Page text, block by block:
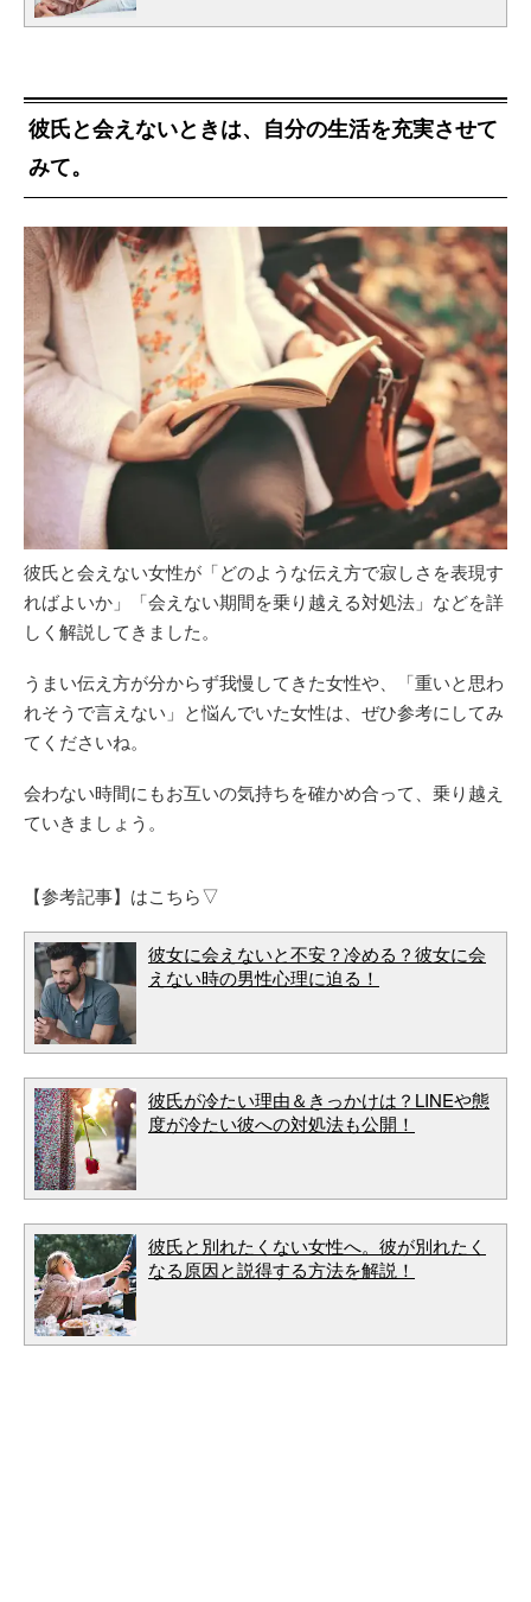
彼氏と会えないときは、自分の生活を充実させて
みて。
彼氏と会えない女性が「どのような伝え方で寂しさを表現す
ればよいか」「会えない期間を乗り越える対処法」などを詳
しく解説してきました。
うまい伝え方が分からず我慢してきた女性や、「重いと思わ
れそうで言えない」と悩んでいた女性は、ぜひ参考にしてみ
てくださいね。
会わない時間にもお互いの気持ちを確かめ合って、乗り越え
ていきましょう。
【参考記事】はこちら▽
彼女に会えないと不安？冷める？彼女に会
えない時の男性心理に迫る！
彼氏が冷たい理由＆きっかけは？LINEや態
度が冷たい彼への対処法も公開！
彼氏と別れたくない女性へ。彼が別れたく
なる原因と説得する方法を解説！